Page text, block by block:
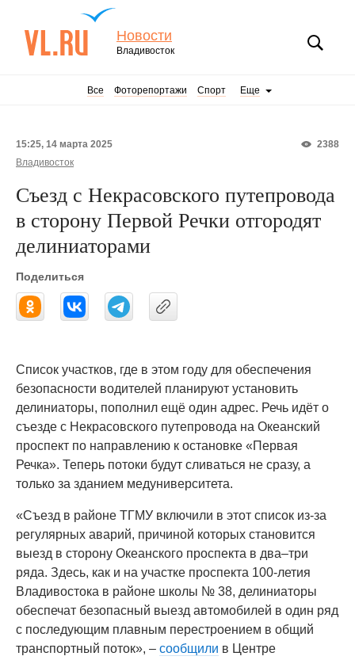
Новости
Владивосток
Все Фоторепортажи Спорт Еще
2388
15:25, 14 марта 2025
Владивосток
Съезд с Некрасовского путепровода
в сторону Первой Речки отгородят
делиниаторами
Поделиться
Список участков, где в этом году для обеспечения
безопасности водителей планируют установить
делиниаторы, пополнил ещё один адрес. Речь идёт о
съезде с Некрасовского путепровода на Океанский
проспект по направлению к остановке «Первая
Речка». Теперь потоки будут сливаться не сразу, а
только за зданием медуниверситета.
«Съезд в районе ТГМУ включили в этот список из-за
регулярных аварий, причиной которых становится
выезд в сторону Океанского проспекта в два–три
ряда. Здесь, как и на участке проспекта 100-летия
Владивостока в районе школы № 38, делиниаторы
обеспечат безопасный выезд автомобилей в один ряд
с последующим плавным перестроением в общий
транспортный поток», – сообщили в Центре